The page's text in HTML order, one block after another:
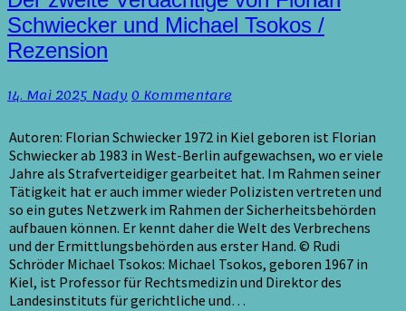
zweite
Verdächtige
von
Florian
Schwiecker
und
Tsokos
/
Rezension
Schwiecker und Michael Tsokos /
Rezension
14. Mai 2025NadyKommentare
0 Kommentare
Autoren: Florian Schwiecker 1972 in Kiel geboren ist Florian
Schwiecker ab 1983 in West-Berlin aufgewachsen, wo er viele
Jahre als Strafverteidiger gearbeitet hat. Im Rahmen seiner
Tätigkeit hat er auch immer wieder Polizisten vertreten und
so ein gutes Netzwerk im Rahmen der Sicherheitsbehörden
aufbauen können. Er kennt daher die Welt des Verbrechens
und der Ermittlungsbehörden aus erster Hand. © Rudi
Schröder Michael Tsokos: Michael Tsokos, geboren 1967 in
Kiel, ist Professor für Rechtsmedizin und Direktor des
Landesinstituts für gerichtliche und…